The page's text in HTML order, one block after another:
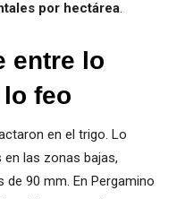
por hectárea.
entre lo
feo
en el trigo. Lo
las zonas bajas,
90 mm. En Pergamino